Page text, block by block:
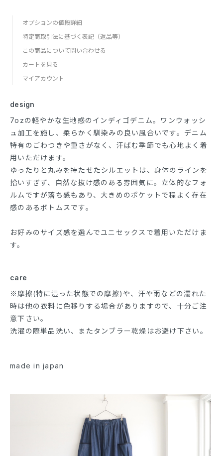
オプションの値段詳細
特定商取引法に基づく表記（返品等）
この商品について問い合わせる
カートを見る
マイアカウント
design
7ozの軽やかな生地感のインディゴデニム。ワンウォッシ
ュ加工を施し、柔らかく馴染みの良い風合いです。デニム
特有のごわつきや重さがなく、汗ばむ季節でも心地よく着
用いただけます。
ゆったりと丸みを持たせたシルエットは、身体のラインを
拾いすぎず、自然な抜け感のある雰囲気に。立体的なフォ
ルムですが落ち感もあり、大きめのポケットで程よく存在
感のあるボトムスです。
お好みのサイズ感を選んでユニセックスで着用いただけま
す。
care
※摩擦(特に湿った状態での摩擦)や、汗や雨などの濡れた
時は他の衣料に色移りする場合がありますので、十分ご注
意下さい。
洗濯の際単品洗い、またタンブラー乾燥はお避け下さい。
made in japan